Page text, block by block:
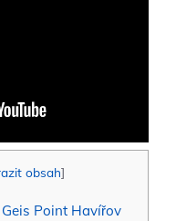
obsah]
Point Havířov